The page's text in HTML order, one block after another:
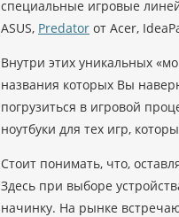
специальные игровые
ASUS, Predator от Acer,
Внутри этих уникальных
названия которых Вы
погрузиться в игровой
ноутбуки для тех игр,
Стоит понимать, что,
Здесь при выборе
начинку. На рынке